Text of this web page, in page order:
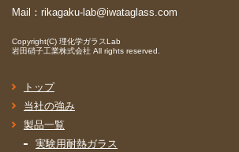
Mail： rikagaku-lab@iwataglass.com
Copyright(C) 理化学ガラスLab
岩田硝子工業株式会社 All rights reserved.
トップ
当社の強み
製品一覧
実験用耐熱ガラス